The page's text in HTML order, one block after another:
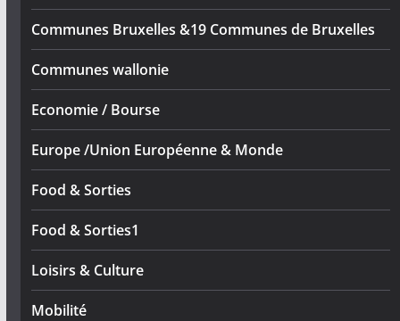
Communes Bruxelles &19 Communes de Bruxelles
Communes wallonie
Economie / Bourse
Europe /Union Européenne & Monde
Food & Sorties
Food & Sorties1
Loisirs & Culture
Mobilité